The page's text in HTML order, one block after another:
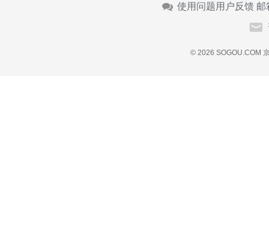
使用问题用户反馈 邮
© 2026 SOGOU.COM